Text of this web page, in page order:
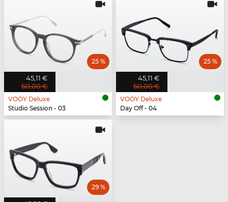
45,11 €
60,00 €
25 %
VOOY Deluxe
Studio Session - 03
45,11 €
60,00 €
25 %
VOOY Deluxe
Day Off - 04
29 %